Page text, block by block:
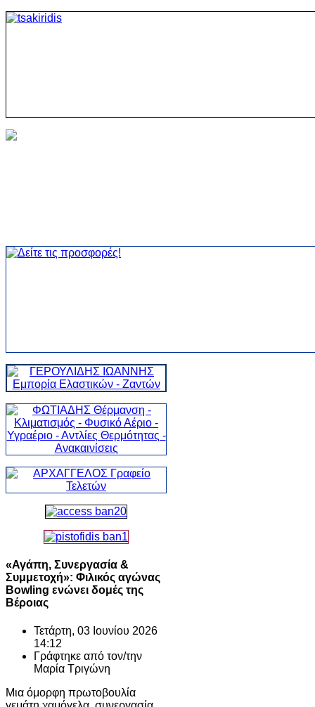
«Αγάπη, Συνεργασία &
Συμμετοχή»: Φιλικός αγώνας
Bowling ενώνει δομές της
Βέροιας
Τετάρτη, 03 Ιουνίου 2026
14:12
Γράφτηκε από τον/την
Μαρία Τριγώνη
Μια όμορφη πρωτοβουλία